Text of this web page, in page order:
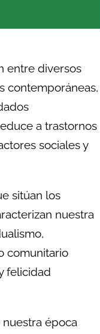
entre diversos
contemporáneas,
a trastornos
sociales y
sitúan los
nuestra
comunitario
felicidad
época